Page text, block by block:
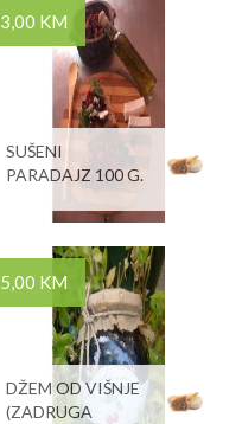
3,00 KM
SUŠENI
PARADAJZ 100 G.
5,00 KM
DŽEM OD VIŠNJE
(ZADRUGA